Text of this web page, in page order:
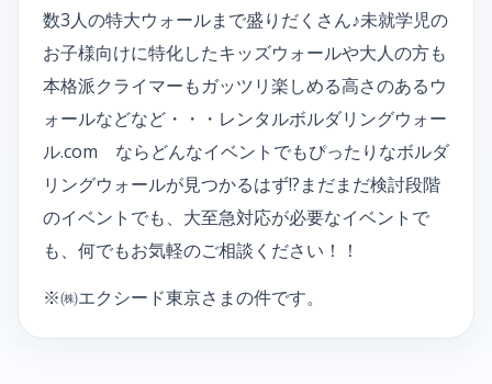
数3人の特大ウォールまで盛りだくさん♪未就学児の
お子様向けに特化したキッズウォールや大人の方も
本格派クライマーもガッツリ楽しめる高さのあるウ
ォールなどなど・・・レンタルボルダリングウォー
ル.com ならどんなイベントでもぴったりなボルダ
リングウォールが見つかるはず!?まだまだ検討段階
のイベントでも、大至急対応が必要なイベントで
も、何でもお気軽のご相談ください！！
※㈱エクシード東京さまの件です。